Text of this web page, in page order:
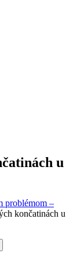
u
problémom –
končatinách u